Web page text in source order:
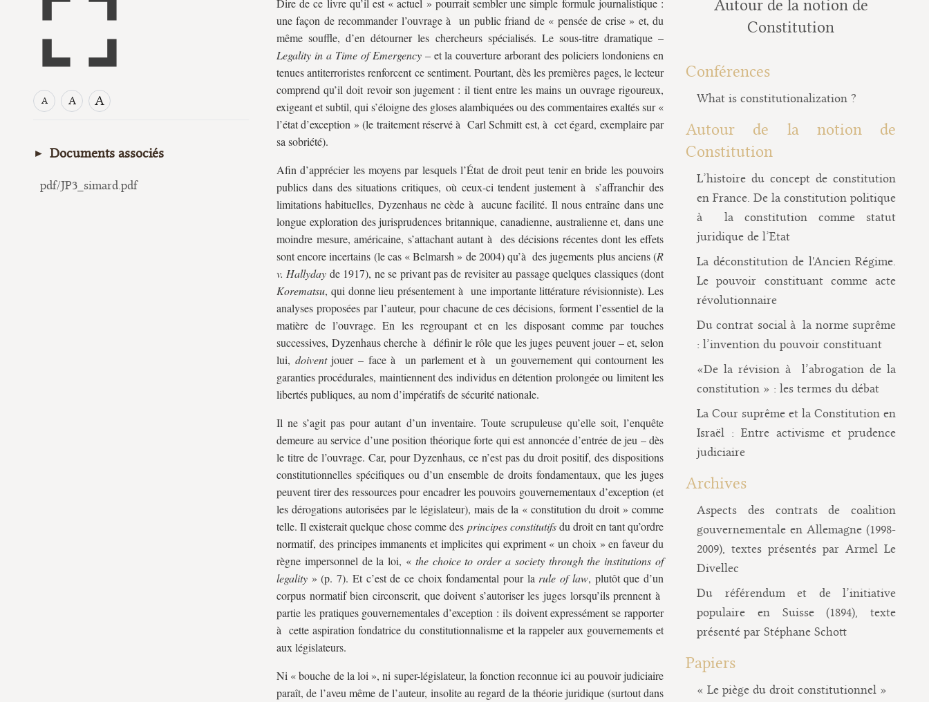
A A A
Documents associés
pdf/JP3_simard.pdf
Dire de ce livre qu’il est « actuel » pourrait sembler une simple formule journalistique :
une façon de recommander l’ouvrage à un public friand de « pensée de crise » et, du
même souffle, d’en détourner les chercheurs spécialisés. Le sous-titre dramatique –
Legality in a Time of Emergency– et la couverture arborant des policiers londoniens en
tenues antiterroristes renforcent ce sentiment. Pourtant, dès les premières pages, le lecteur
comprend qu’il doit revoir son jugement : il tient entre les mains un ouvrage rigoureux,
exigeant et subtil, qui s’éloigne des gloses alambiquées ou des commentaires exaltés sur «
l’état d’exception » (le traitement réservé à Carl Schmitt est, à cet égard, exemplaire par
sa sobriété).
Afin d’apprécier les moyens par lesquels l’État de droit peut tenir en bride les pouvoirs
publics dans des situations critiques, où ceux-ci tendent justement à s’affranchir des
limitations habituelles, Dyzenhaus ne cède à aucune facilité. Il nous entraîne dans une
longue exploration des jurisprudences britannique, canadienne, australienne et, dans une
moindre mesure, américaine, s’attachant autant à des décisions récentes dont les effets
sont encore incertains (le cas « Belmarsh » de 2004) qu’à des jugements plus anciens (R
v. Hallyday de 1917), ne se privant pas de revisiter au passage quelques classiques (dont
Korematsu, qui donne lieu présentement à une importante littérature révisionniste). Les
analyses proposées par l’auteur, pour chacune de ces décisions, forment l’essentiel de la
matière de l’ouvrage. En les regroupant et en les disposant comme par touches
successives, Dyzenhaus cherche à définir le rôle que les juges peuvent jouer – et, selon
lui, doiventjouer – face à un parlement et à un gouvernement qui contournent les
garanties procédurales, maintiennent des individus en détention prolongée ou limitent les
libertés publiques, au nom d’impératifs de sécurité nationale.
Il ne s’agit pas pour autant d’un inventaire. Toute scrupuleuse qu’elle soit, l’enquête
demeure au service d’une position théorique forte qui est annoncée d’entrée de jeu – dès
le titre de l’ouvrage. Car, pour Dyzenhaus, ce n’est pas du droit positif, des dispositions
constitutionnelles spécifiques ou d’un ensemble de droits fondamentaux, que les juges
peuvent tirer des ressources pour encadrer les pouvoirs gouvernementaux d’exception (et
les dérogations autorisées par le législateur), mais de la « constitution du droit » comme
telle. Il existerait quelque chose comme des principes constitutifsdu droit en tant qu’ordre
normatif, des principes immanents et implicites qui expriment « un choix » en faveur du
règne impersonnel de la loi, « the choice to order a society through the institutions of
legality » (p. 7). Et c’est de ce choix fondamental pour la rule of law, plutôt que d’un
corpus normatif bien circonscrit, que doivent s’autoriser les juges lorsqu’ils prennent à
partie les pratiques gouvernementales d’exception : ils doivent expressément se rapporter
à cette aspiration fondatrice du constitutionnalisme et la rappeler aux gouvernements et
aux législateurs.
Ni « bouche de la loi », ni super-législateur, la fonction reconnue ici au pouvoir judiciaire
paraît, de l’aveu même de l’auteur, insolite au regard de la théorie juridique (surtout dans
Autour de la notion de
Constitution
Conférences
What is constitutionalization ?
Autour de la notion de
Constitution
L’histoire du concept de constitution
en France. De la constitution politique
à la constitution comme statut
juridique de l’Etat
La déconstitution de l'Ancien Régime.
Le pouvoir constituant comme acte
révolutionnaire
Du contrat social à la norme suprême
: l’invention du pouvoir constituant
«De la révision à l’abrogation de la
constitution » : les termes du débat
La Cour suprême et la Constitution en
Israël : Entre activisme et prudence
judiciaire
Archives
Aspects des contrats de coalition
gouvernementale en Allemagne (1998-
2009), textes présentés par Armel Le
Divellec
Du référendum et de l’initiative
populaire en Suisse (1894), texte
présenté par Stéphane Schott
Papiers
« Le piège du droit constitutionnel »